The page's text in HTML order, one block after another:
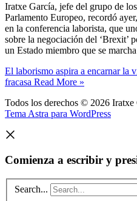
Iratxe García, jefe del grupo de
Parlamento Europeo, recordó
en la conferencia laborista, que
sobre la negociación del ‘Brexit’
un Estado miembro que se
El laborismo aspira a encarnar la
fracasa Read More »
Todos los derechos © 2026 Iratxe
Tema Astra para WordPress
Comienza a escribir y
Search...